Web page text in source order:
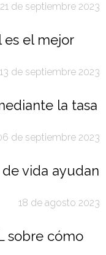
21 de septiembre 2023
es el mejor
13 de septiembre 2023
la tasa
de septiembre 2023
vida ayudan
18 de agosto 2023
sobre cómo